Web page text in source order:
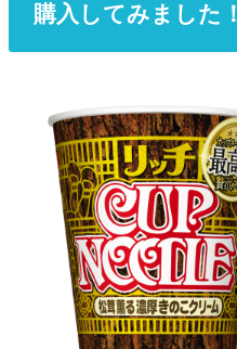
購入してみました！